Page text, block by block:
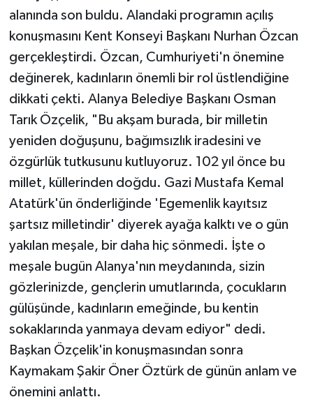
alanında son buldu. Alandaki programın açılış
konuşmasını Kent Konseyi Başkanı Nurhan Özcan
gerçekleştirdi. Özcan, Cumhuriyeti'n önemine
değinerek, kadınların önemli bir rol üstlendiğine
dikkati çekti. Alanya Belediye Başkanı Osman
Tarık Özçelik, "Bu akşam burada, bir milletin
yeniden doğuşunu, bağımsızlık iradesini ve
özgürlük tutkusunu kutluyoruz. 102 yıl önce bu
millet, küllerinden doğdu. Gazi Mustafa Kemal
Atatürk'ün önderliğinde 'Egemenlik kayıtsız
şartsız milletindir' diyerek ayağa kalktı ve o gün
yakılan meşale, bir daha hiç sönmedi. İşte o
meşale bugün Alanya'nın meydanında, sizin
gözlerinizde, gençlerin umutlarında, çocukların
gülüşünde, kadınların emeğinde, bu kentin
sokaklarında yanmaya devam ediyor" dedi.
Başkan Özçelik'in konuşmasından sonra
Kaymakam Şakir Öner Öztürk de günün anlam ve
önemini anlattı.